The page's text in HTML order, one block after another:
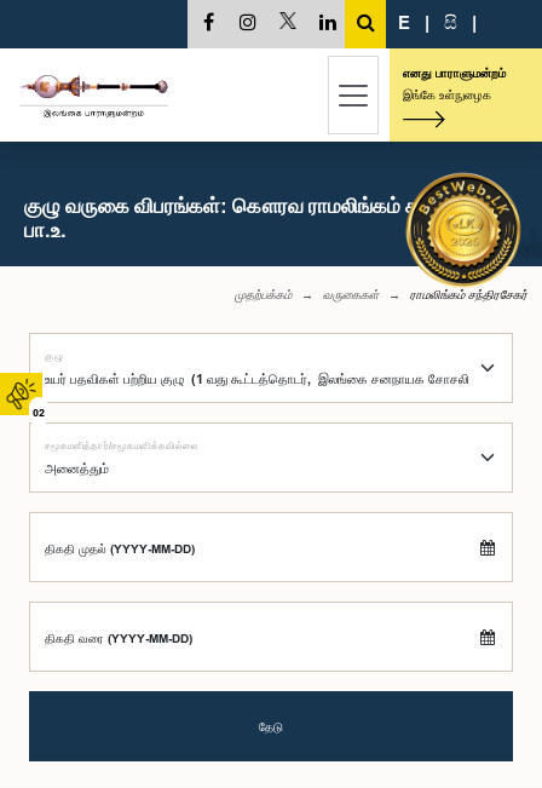
02
E | සි |
எனது பாராளுமன்றம்
இங்கே உள்நுழைக
குழு வருகை விபரங்கள்: கௌரவ ராமலிங்கம் சந்திரசேகர்,
பா.உ.
முதற்பக்கம் வருகைகள் ராமலிங்கம் சந்திரசேகர்
குழு
சமூகமளித்தார்/சமூகமளிக்கவில்லை
திகதி முதல் (YYYY-MM-DD)
திகதி வரை (YYYY-MM-DD)
தேடு